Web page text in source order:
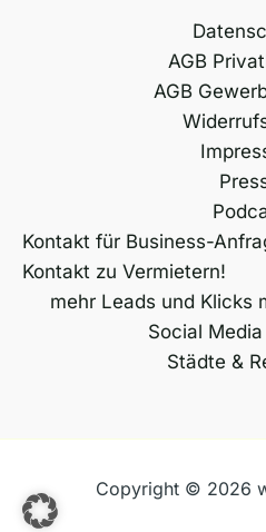
a
t
i
v
e
:
AGB
AGB
Kontakt für Business-
Kontakt zu Vermietern!
mehr Leads und Klicks
Social
Städte &
Copyright © 2026